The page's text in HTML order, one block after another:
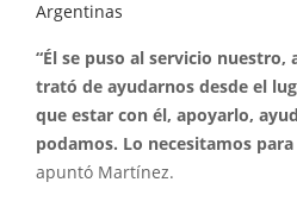
Argentinas
“Él se puso al servicio nuestro,
trató de ayudarnos desde el
que estar con él, apoyarlo,
podamos. Lo necesitamos
apuntó Martínez.